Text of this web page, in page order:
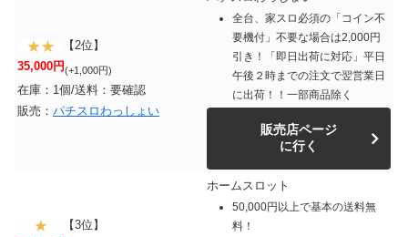
【2位】
35,000円(+1,000円)
在庫：1個/送料：要確認
販売： パチスロわっしょい
全台、家スロ必須の「コイン不
要機付」不要な場合は2,000円
引き！「即日出荷に対応」平日
午後２時までの注文で翌営業日
に出荷！！一部商品除く
販売店ページ
に行く
【3位】
ホームスロット
50,000円以上で基本の送料無
料！